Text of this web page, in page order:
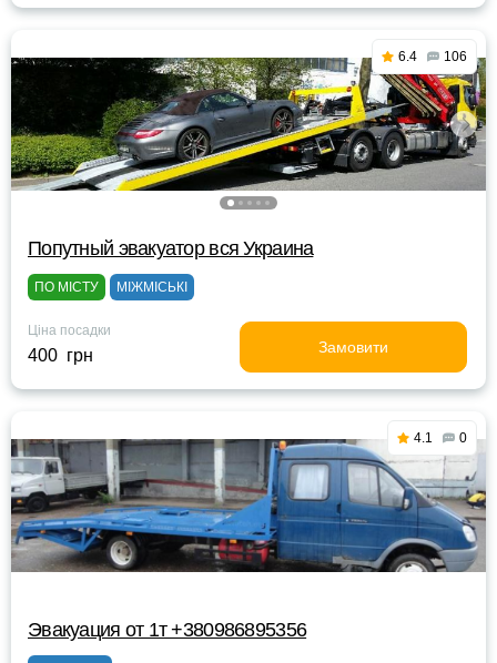
6.4 106
Попутный эвакуатор вся Украина
ПО МІСТУ МІЖМІСЬКІ
Ціна посадки
400 грн Замовити
4.1 0
Эвакуация от 1т +380986895356